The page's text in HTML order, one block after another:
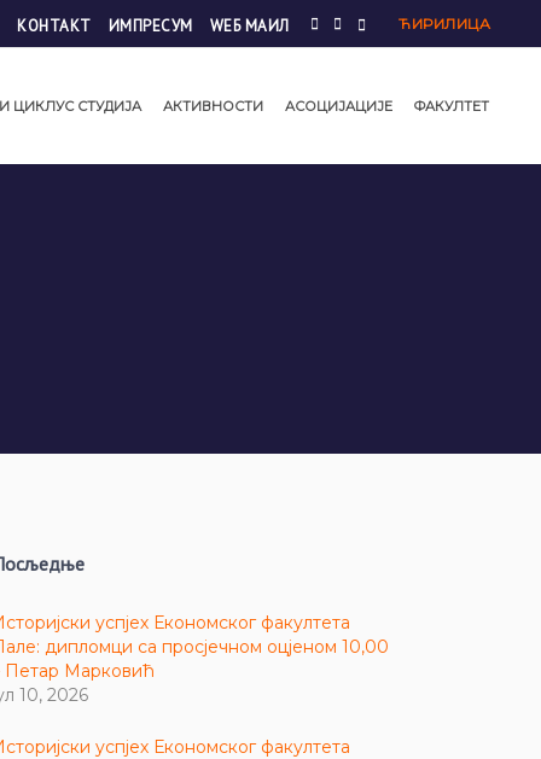
КОНТАКТ ИМПРЕСУМ WЕБ МАИЛ ЋИРИЛИЦА
ЦИКЛУС СТУДИЈА АКТИВНОСТИ АСОЦИЈАЦИЈЕ ФАКУЛТЕТ
успјех Економског факултета
дипломци са просјечном оцјеном 10,00
Петар Марковић
10, 2026
успјех Економског факултета